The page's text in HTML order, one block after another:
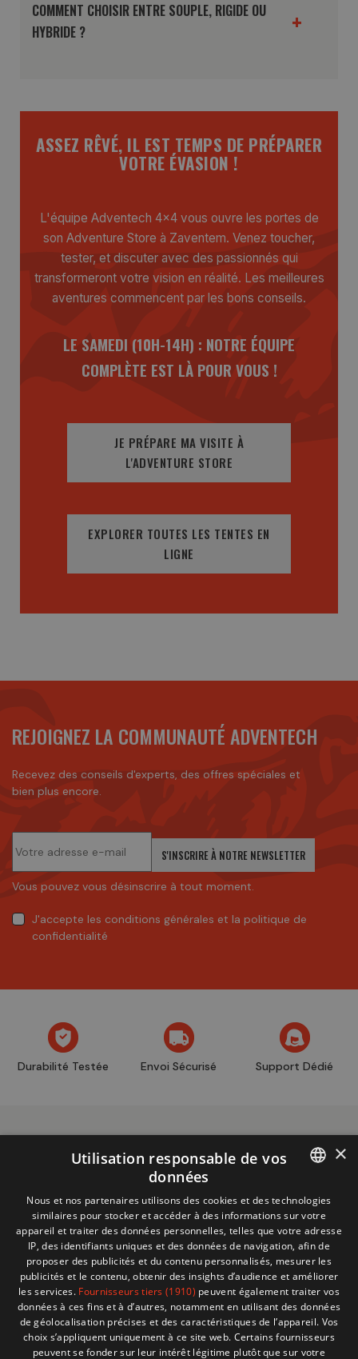
COMMENT CHOISIR ENTRE SOUPLE, RIGIDE OU
HYBRIDE ?
+
ASSEZ RÊVÉ, IL EST TEMPS DE PRÉPARER
VOTRE ÉVASION !
L'équipe Adventech 4x4 vous ouvre les portes de
son Adventure Store à Zaventem. Venez toucher,
tester, et discuter avec des passionnés qui
transformeront votre vision en réalité. Les meilleures
aventures commencent par les bons conseils.
LE SAMEDI (10H-14H) : NOTRE ÉQUIPE
COMPLÈTE EST LÀ POUR VOUS !
JE PRÉPARE MA VISITE À
L'ADVENTURE STORE
EXPLORER TOUTES LES TENTES EN
LIGNE
REJOIGNEZ LA COMMUNAUTÉ ADVENTECH
Recevez des conseils d'experts, des offres spéciales et
bien plus encore.
S'INSCRIRE À NOTRE NEWSLETTER
Vous pouvez vous désinscrire à tout moment.
J'accepte les conditions générales et la politique de
confidentialité
Durabilité Testée Envoi Sécurisé Support Dédié
MENU
SHOP
Informations
boutique
+32 (0)2 704 93 20
store@adventech.be
Mercuriusstraat 24 - 1930 Zaventem
FRENCH
×
Utilisation responsable de vos
données
Nous et nos partenaires utilisons des cookies et des technologies
similaires pour stocker et accéder à des informations sur votre
appareil et traiter des données personnelles, telles que votre adresse
IP, des identifiants uniques et des données de navigation, afin de
proposer des publicités et du contenu personnalisés, mesurer les
publicités et le contenu, obtenir des insights d’audience et améliorer
les services. Fournisseurs tiers (1910) peuvent également traiter vos
données à ces fins et à d’autres, notamment en utilisant des données
de géolocalisation précises et des caractéristiques de l’appareil. Vos
choix s’appliquent uniquement à ce site web. Certains fournisseurs
peuvent se fonder sur leur intérêt légitime plutôt que sur votre